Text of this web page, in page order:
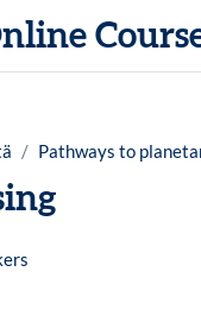
Pathways to